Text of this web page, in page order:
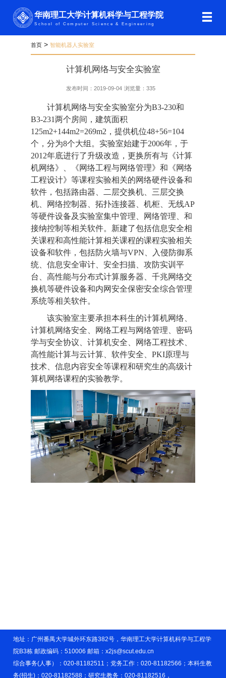
华南理工大学计算机科学与工程学院
School of Computer Science & Engineering
首页> 智能机器人实验室
计算机网络与安全实验室
发布时间：2019-09-04 浏览量：335
计算机网络与安全实验室分为B3-230和
B3-231两个房间，建筑面积
125m2+144m2=269m2，提供机位48+56=104
个，分为8个大组。实验室始建于2006年，于
2012年底进行了升级改造，更换所有与《计算
机网络》、《网络工程与网络管理》和《网络
工程设计》等课程实验相关的网络硬件设备和
软件，包括路由器、二层交换机、三层交换
机、网络控制器、拓扑连接器、机柜、无线AP
等硬件设备及实验室集中管理、网络管理、和
接纳控制等相关软件。新建了包括信息安全相
关课程和高性能计算相关课程的课程实验相关
设备和软件，包括防火墙与VPN、入侵防御系
统、信息安全审计、安全扫描、攻防实训平
台、高性能与分布式计算服务器、千兆网络交
换机等硬件设备和内网安全保密安全综合管理
系统等相关软件。
该实验室主要承担本科生的计算机网络、
计算机网络安全、网络工程与网络管理、密码
学与安全协议、计算机安全、网络工程技术、
高性能计算与云计算、软件安全、PKI原理与
技术、信息内容安全等课程和研究生的高级计
算机网络课程的实验教学。
地址：广州番禺大学城外环东路382号，华南理工大学计算机科学与工程学
院B3栋 邮政编码：510006 邮箱：x2js@scut.edu.cn
综合事务(人事）：020-81182511；党务工作：020-81182566；本科生教
务(招生)：020-81182588；研究生教务：020-81182516，